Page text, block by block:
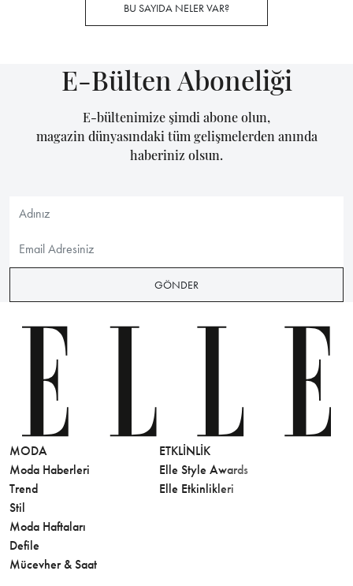
BU SAYIDA NELER VAR?
E-Bülten Aboneliği
E-bültenimize şimdi abone olun,
magazin dünyasındaki tüm gelişmelerden anında
haberiniz olsun.
GÖNDER
MODA
Moda Haberleri
Trend
Stil
Moda Haftaları
Defile
Mücevher & Saat
ETKLINLIK
Elle Style Awards
Elle Etkinlikleri